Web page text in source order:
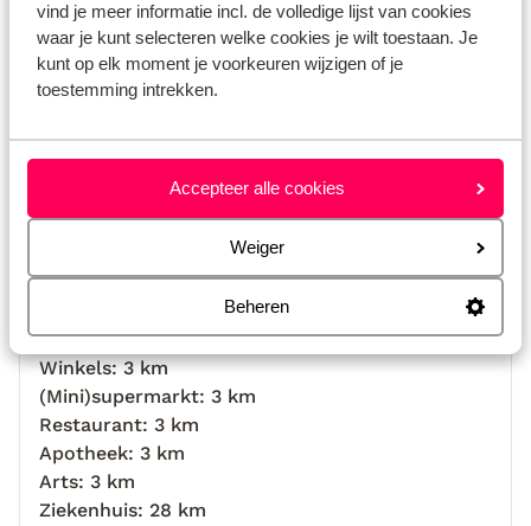
vind je meer informatie incl. de volledige lijst van cookies
waar je kunt selecteren welke cookies je wilt toestaan. Je
kunt op elk moment je voorkeuren wijzigen of je
toestemming intrekken.
Accepteer alle cookies
Weiger
Beheren
Afstanden
Centrum: 3 km
Bushalte: 400 m
Winkels: 3 km
(Mini)supermarkt: 3 km
Restaurant: 3 km
Apotheek: 3 km
Arts: 3 km
Ziekenhuis: 28 km